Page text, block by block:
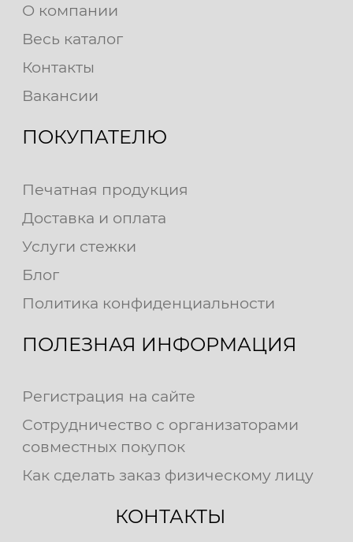
О компании
Весь каталог
Контакты
Вакансии
ПОКУПАТЕЛЮ
Печатная продукция
Доставка и оплата
Услуги стежки
Блог
Политика конфиденциальности
ПОЛЕЗНАЯ ИНФОРМАЦИЯ
Регистрация на сайте
Сотрудничество с организаторами
совместных покупок
Как сделать заказ физическому лицу
КОНТАКТЫ